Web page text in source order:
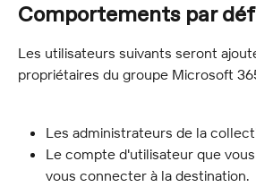
Comportements par
Les utilisateurs suivants seront
propriétaires du groupe Microsoft
Les administrateurs de la
Le compte d'utilisateur que
vous connecter à la destination.